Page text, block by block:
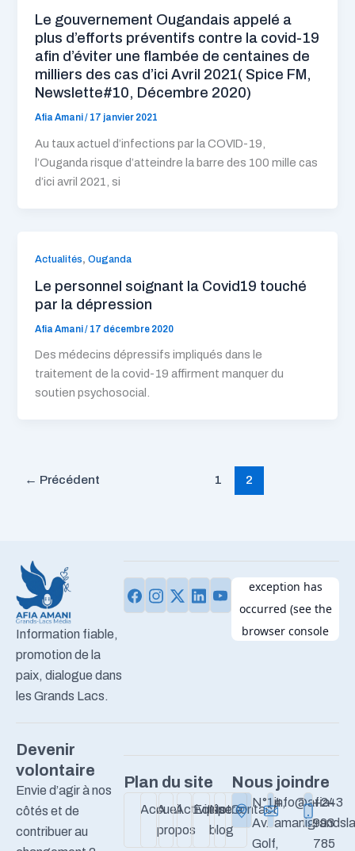
Le gouvernement Ougandais appelé a
plus d’efforts préventifs contre la covid-19
afin d’éviter une flambée de centaines de
milliers des cas d’ici Avril 2021( Spice FM,
Newslette#10, Décembre 2020)
Afia Amani/ 17 janvier 2021
Au taux actuel d’infections par la COVID-19,
l’Ouganda risque d’atteindre la barre des 100 mille cas
d’ici avril 2021, si
Actualités,Ouganda
Le personnel soignant la Covid19 touché
par la dépression
Afia Amani/ 17 décembre 2020
Des médecins dépressifs impliqués dans le
traitement de la covid-19 affirment manquer du
soutien psychosocial.
← Précédent 1 2
Information fiable,
promotion de la
paix, dialogue dans
les Grands Lacs.
Devenir
volontaire
Envie d’agir à nos
côtés et de
contribuer au
Plan du site
Accueil
A
propos
Activités
Equipe
Notre
blog
Contact
Nous joindre
N°14,
Av.
Golf,
info@afia-
+243
993
785